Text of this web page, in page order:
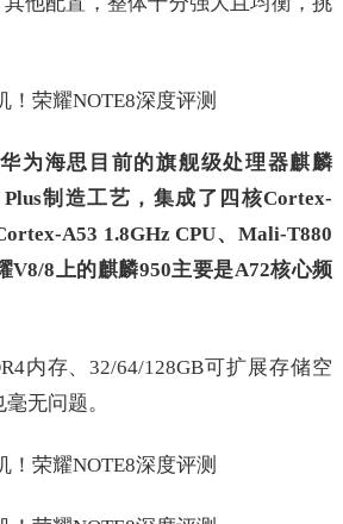
为海思目前的旗舰级处理器麒麟
Plus制造工艺，集成了四核Cortex-
A53 1.8GHz CPU、Mali-T880
V8/8上的麒麟950主要是A72核心频
内存、32/64/128GB可扩展存储空
无问题。